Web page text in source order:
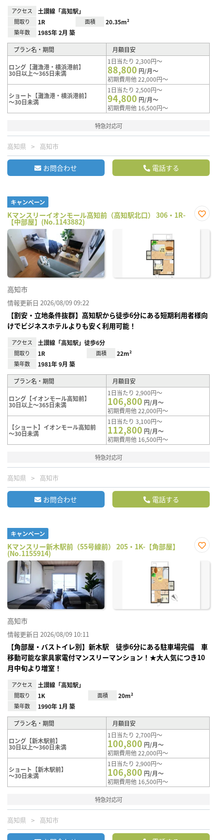
アクセス 土讃線「高知駅」
間取り 1R 面積 20.35m²
築年数 1985年 2月 築
プラン名・期間 月額目安
ロング【灘漁港・横浜港前】
30日以上～365日未満
1日当たり 2,300円～
88,800 円/月～
初期費用他 22,000円～
ショート【灘漁港・横浜港前】
～30日未満
1日当たり 2,500円～
94,800 円/月～
初期費用他 16,500円～
特急対応可
高知県 高知市
お問合わせ 電話する
キャンペーン
Kマンスリーイオンモール高知前（高知駅北口） 306・1R-
【中部屋】(No.1143882)
に入
高知市
情報更新日 2026/08/09 09:22
【割安・立地条件抜群】高知駅から徒歩6分にある短期利用者様向
けでビジネスホテルよりも安く利用可能！
アクセス 土讃線「高知駅」徒歩6分
間取り 1R 面積 22m²
築年数 1981年 9月 築
プラン名・期間 月額目安
ロング【イオンモール高知前】
30日以上～365日未満
1日当たり 2,900円～
106,800 円/月～
初期費用他 22,000円～
【ショート】イオンモール高知前
～30日未満
1日当たり 3,100円～
112,800 円/月～
初期費用他 16,500円～
特急対応可
高知県 高知市
お問合わせ 電話する
キャンペーン
Kマンスリー新木駅前（55号線前） 205・1K-【角部屋】
(No.1155914)
に入
高知市
情報更新日 2026/08/09 10:11
【角部屋・バストイレ別】新木駅 徒歩6分にある駐車場完備 車
移動可能な家具家電付マンスリーマンション！★大人気につき10
月中旬より増室！
アクセス 土讃線「高知駅」
間取り 1K 面積 20m²
築年数 1990年 1月 築
プラン名・期間 月額目安
ロング【新木駅前】
30日以上～360日未満
1日当たり 2,700円～
100,800 円/月～
初期費用他 22,000円～
ショート【新木駅前】
～30日未満
1日当たり 2,900円～
106,800 円/月～
初期費用他 16,500円～
特急対応可
高知県 高知市